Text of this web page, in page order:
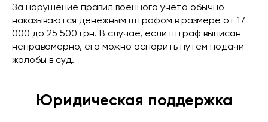
За нарушение правил военного учета обычно
наказываются денежным штрафом в размере от 17
000 до 25 500 грн. В случае, если штраф выписан
неправомерно, его можно оспорить путем подачи
жалобы в суд.
Юридическая поддержка